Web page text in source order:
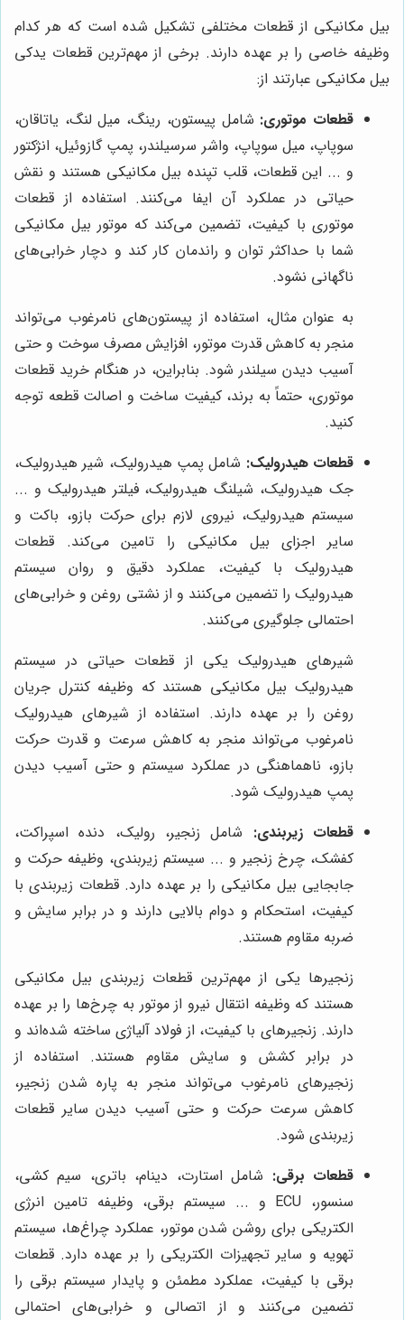
بیل مکانیکی از قطعات مختلفی تشکیل شده است که هر کدام
وظیفه خاصی را بر عهده دارند. برخی از مهم‌ترین قطعات یدکی
بیل مکانیکی عبارتند از:
قطعات موتوری: شامل پیستون، رینگ، میل لنگ، یاتاقان،
سوپاپ، میل سوپاپ، واشر سرسیلندر، پمپ گازوئیل، انژکتور
و ... این قطعات، قلب تپنده بیل مکانیکی هستند و نقش
حیاتی در عملکرد آن ایفا می‌کنند. استفاده از قطعات
موتوری با کیفیت، تضمین می‌کند که موتور بیل مکانیکی
شما با حداکثر توان و راندمان کار کند و دچار خرابی‌های
ناگهانی نشود.
به عنوان مثال، استفاده از پیستون‌های نامرغوب می‌تواند
منجر به کاهش قدرت موتور، افزایش مصرف سوخت و حتی
آسیب دیدن سیلندر شود. بنابراین، در هنگام خرید قطعات
موتوری، حتماً به برند، کیفیت ساخت و اصالت قطعه توجه
کنید.
قطعات هیدرولیک: شامل پمپ هیدرولیک، شیر هیدرولیک،
جک هیدرولیک، شیلنگ هیدرولیک، فیلتر هیدرولیک و ...
سیستم هیدرولیک، نیروی لازم برای حرکت بازو، باکت و
سایر اجزای بیل مکانیکی را تامین می‌کند. قطعات
هیدرولیک با کیفیت، عملکرد دقیق و روان سیستم
هیدرولیک را تضمین می‌کنند و از نشتی روغن و خرابی‌های
احتمالی جلوگیری می‌کنند.
شیرهای هیدرولیک یکی از قطعات حیاتی در سیستم
هیدرولیک بیل مکانیکی هستند که وظیفه کنترل جریان
روغن را بر عهده دارند. استفاده از شیرهای هیدرولیک
نامرغوب می‌تواند منجر به کاهش سرعت و قدرت حرکت
بازو، ناهماهنگی در عملکرد سیستم و حتی آسیب دیدن
پمپ هیدرولیک شود.
قطعات زیربندی: شامل زنجیر، رولیک، دنده اسپراکت،
کفشک، چرخ زنجیر و ... سیستم زیربندی، وظیفه حرکت و
جابجایی بیل مکانیکی را بر عهده دارد. قطعات زیربندی با
کیفیت، استحکام و دوام بالایی دارند و در برابر سایش و
ضربه مقاوم هستند.
زنجیرها یکی از مهم‌ترین قطعات زیربندی بیل مکانیکی
هستند که وظیفه انتقال نیرو از موتور به چرخ‌ها را بر عهده
دارند. زنجیرهای با کیفیت، از فولاد آلیاژی ساخته شده‌اند و
در برابر کشش و سایش مقاوم هستند. استفاده از
زنجیرهای نامرغوب می‌تواند منجر به پاره شدن زنجیر،
کاهش سرعت حرکت و حتی آسیب دیدن سایر قطعات
زیربندی شود.
قطعات برقی: شامل استارت، دینام، باتری، سیم کشی،
سنسور، ECU و ... سیستم برقی، وظیفه تامین انرژی
الکتریکی برای روشن شدن موتور، عملکرد چراغ‌ها، سیستم
تهویه و سایر تجهیزات الکتریکی را بر عهده دارد. قطعات
برقی با کیفیت، عملکرد مطمئن و پایدار سیستم برقی را
تضمین می‌کنند و از اتصالی و خرابی‌های احتمالی